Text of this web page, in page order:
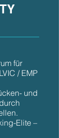
für
/ EMP
und
Elite –